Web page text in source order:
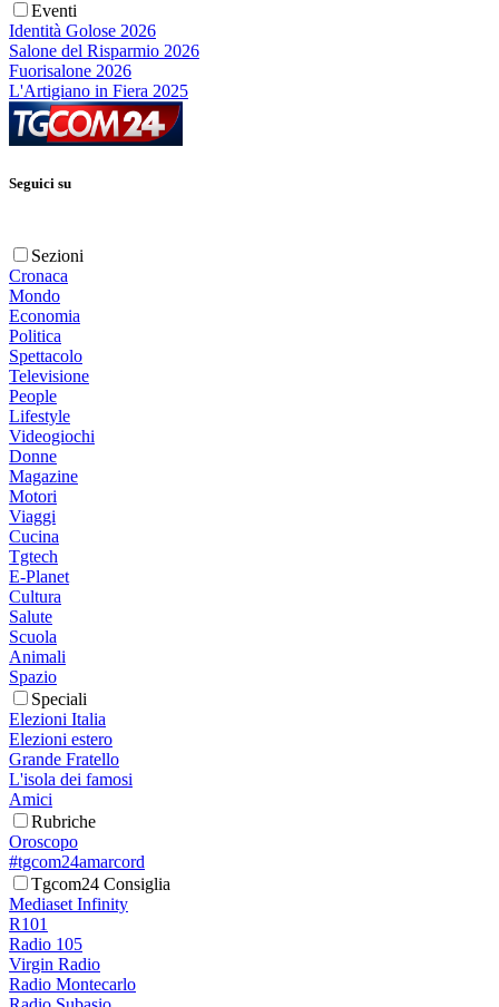
Eventi
Identità Golose 2026
Salone del Risparmio 2026
Fuorisalone 2026
L'Artigiano in Fiera 2025
Seguici su
Sezioni
Cronaca
Mondo
Economia
Politica
Spettacolo
Televisione
People
Lifestyle
Videogiochi
Donne
Magazine
Motori
Viaggi
Cucina
Tgtech
E-Planet
Cultura
Salute
Scuola
Animali
Spazio
Speciali
Elezioni Italia
Elezioni estero
Grande Fratello
L'isola dei famosi
Amici
Rubriche
Oroscopo
#tgcom24amarcord
Tgcom24 Consiglia
Mediaset Infinity
R101
Radio 105
Virgin Radio
Radio Montecarlo